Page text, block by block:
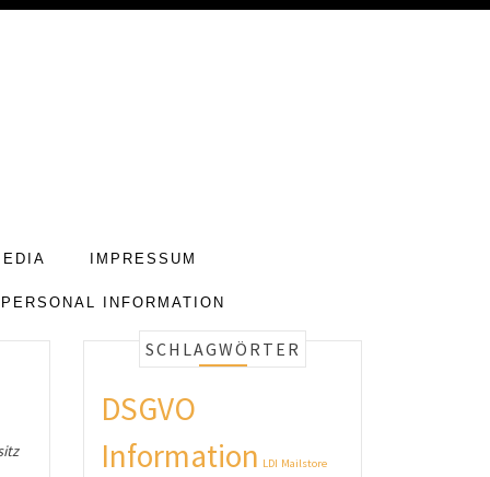
IMPRESSUM
INFORMATION
SCHLAGWÖRTER
DSGVO
Information LDI Mailstore